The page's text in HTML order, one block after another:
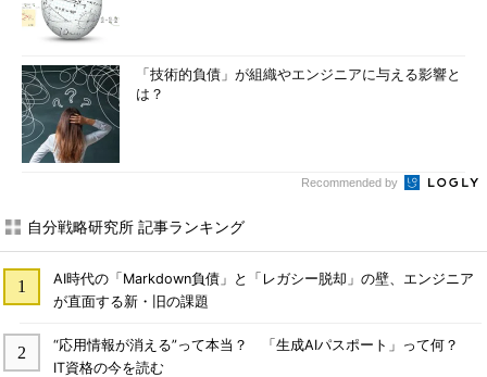
「技術的負債」が組織やエンジニアに与える影響と
は？
Recommended by
自分戦略研究所 記事ランキング
AI時代の「Markdown負債」と「レガシー脱却」の壁、エンジニア
が直面する新・旧の課題
“応用情報が消える”って本当？ 「生成AIパスポート」って何？
IT資格の今を読む